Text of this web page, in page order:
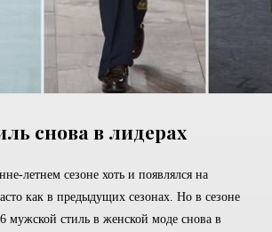
снова в лидерах
летнем сезоне хоть и появлялся на
как в предыдущих сезонах. Но в сезоне
мужской стиль в женской моде снова в